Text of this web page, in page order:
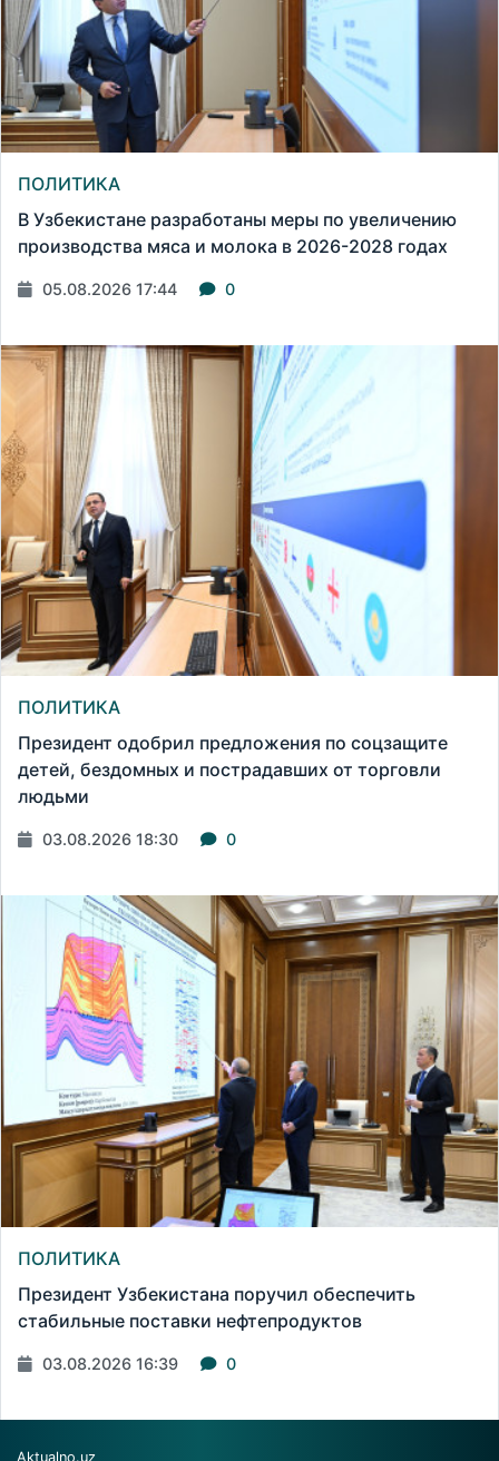
ПОЛИТИКА
В Узбекистане разработаны меры по увеличению
производства мяса и молока в 2026-2028 годах
05.08.2026 17:44 0
ПОЛИТИКА
Президент одобрил предложения по соцзащите
детей, бездомных и пострадавших от торговли
людьми
03.08.2026 18:30 0
ПОЛИТИКА
Президент Узбекистана поручил обеспечить
стабильные поставки нефтепродуктов
03.08.2026 16:39 0
Aktualno.uz